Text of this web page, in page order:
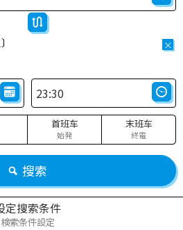
×
首班车
始発
末班车
終電
搜索
定搜索条件
検索条件設定